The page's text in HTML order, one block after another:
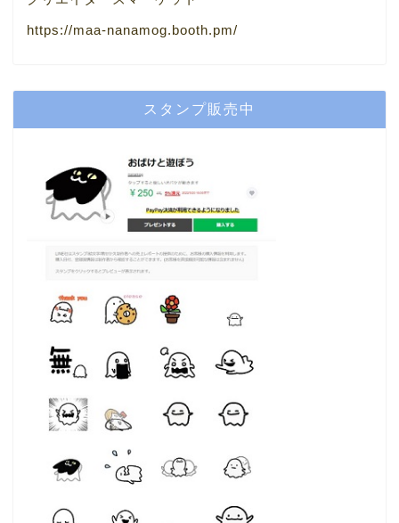
https://maa-nanamog.booth.pm/
スタンプ販売中